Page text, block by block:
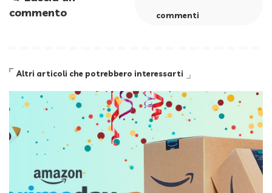
commento
commenti
Altri articoli che potrebbero interessarti